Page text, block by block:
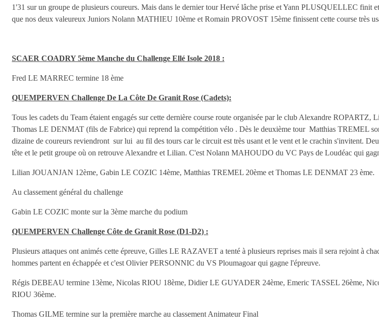
1'31 sur un groupe de plusieurs coureurs. Mais dans le dernier tour Hervé lâche prise et Yann PLUSQUELLEC finit
que nos deux valeureux Juniors Nolann MATHIEU 10ème et Romain PROVOST 15ème finissent cette course très
SCAER COADRY 5ème Manche du Challenge Ellé Isole 2018 :
Fred LE MARREC termine 18 ème
QUEMPERVEN Challenge De La Côte De Granit Rose (Cadets):
Tous les cadets du Team étaient engagés sur cette dernière course route organisée par le club Alexandre
Thomas LE DENMAT (fils de Fabrice) qui reprend la compétition vélo . Dès le deuxième tour Matthias TREMEL
dizaine de coureurs reviendront sur lui au fil des tours car le circuit est très usant et le vent et le crachin s'invitent.
tête et le petit groupe où on retrouve Alexandre et Lilian. C'est Nolann MAHOUDO du VC Pays de Loudéac qui
Lilian JOUANJAN 12ème, Gabin LE COZIC 14ème, Matthias TREMEL 20ème et Thomas LE DENMAT 23 ème.
Au classement général du challenge
Gabin LE COZIC monte sur la 3ème marche du podium
QUEMPERVEN Challenge Côte de Granit Rose (D1-D2) :
Plusieurs attaques ont animés cette épreuve, Gilles LE RAZAVET a tenté à plusieurs reprises mais il sera rejoint à
hommes partent en échappée et c'est Olivier PERSONNIC du VS Ploumagoar qui gagne l'épreuve.
Régis DEBEAU termine 13ème, Nicolas RIOU 18ème, Didier LE GUYADER 24ème, Emeric TASSEL 26ème,
RIOU 36ème.
Thomas GILME termine sur la première marche au classement Animateur Final